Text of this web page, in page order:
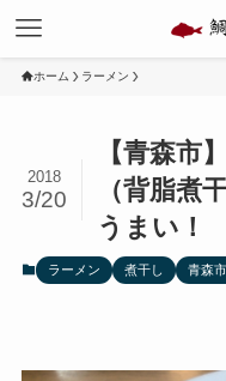
ホーム ラーメン
【青森市
（背脂煮
うまい！
2018
3/20
ラーメン 煮干し 青森市